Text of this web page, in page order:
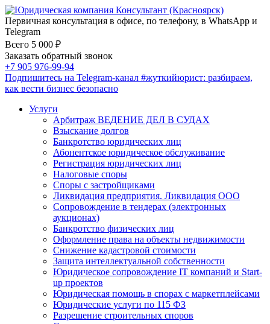
Первичная консультация в офисе, по телефону, в WhatsApp и
Telegram
Всего 5 000 ₽
Заказать обратный звонок
+7 905 976-99-94
Подпишитесь на Telegram-канал #жуткийюрист: разбираем,
как вести бизнес безопасно
Услуги
Арбитраж ВЕДЕНИЕ ДЕЛ В СУДАХ
Взыскание долгов
Банкротство юридических лиц
Абонентское юридическое обслуживание
Регистрация юридических лиц
Налоговые споры
Споры с застройщиками
Ликвидация предприятия. Ликвидация ООО
Сопровождение в тендерах (электронных
аукционах)
Банкротство физических лиц
Оформление права на объекты недвижимости
Снижение кадастровой стоимости
Защита интеллектуальной собственности
Юридическое сопровождение IT компаний и Start-
up проектов
Юридическая помощь в спорах с маркетплейсами
Юридические услуги по 115 ФЗ
Разрешение строительных споров